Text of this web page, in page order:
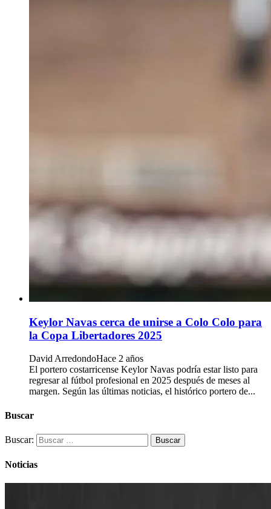
Keylor Navas cerca de unirse a Colo Colo para
la Copa Libertadores 2025
David ArredondoHace 2 años
El portero costarricense Keylor Navas podría estar listo para
regresar al fútbol profesional en 2025 después de meses al
margen. Según las últimas noticias, el histórico portero de...
Buscar
Buscar:
Noticias